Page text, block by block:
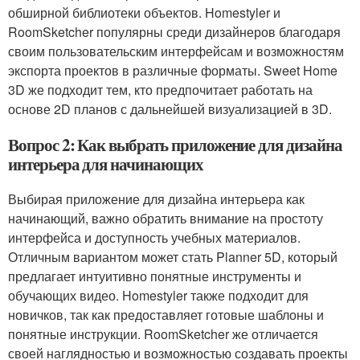
обширной библиотеки объектов. Homestyler и
RoomSketcher популярны среди дизайнеров благодаря
своим пользовательским интерфейсам и возможностям
экспорта проектов в различные форматы. Sweet Home
3D же подходит тем, кто предпочитает работать на
основе 2D планов с дальнейшей визуализацией в 3D.
Вопрос 2: Как выбрать приложение для дизайна
интерьера для начинающих
Выбирая приложение для дизайна интерьера как
начинающий, важно обратить внимание на простоту
интерфейса и доступность учебных материалов.
Отличным вариантом может стать Planner 5D, который
предлагает интуитивно понятные инструменты и
обучающих видео. Homestyler также подходит для
новичков, так как предоставляет готовые шаблоны и
понятные инструкции. RoomSketcher же отличается
своей наглядностью и возможностью создавать проекты